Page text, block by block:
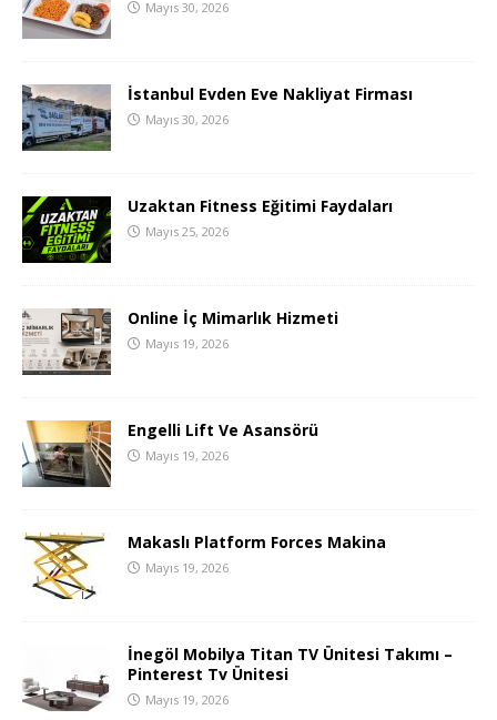
Mayıs 30, 2026
İstanbul Evden Eve Nakliyat Firması
Mayıs 30, 2026
Uzaktan Fitness Eğitimi Faydaları
Mayıs 25, 2026
Online İç Mimarlık Hizmeti
Mayıs 19, 2026
Engelli Lift Ve Asansörü
Mayıs 19, 2026
Makaslı Platform Forces Makina
Mayıs 19, 2026
İnegöl Mobilya Titan TV Ünitesi Takımı –
Pinterest Tv Ünitesi
Mayıs 19, 2026